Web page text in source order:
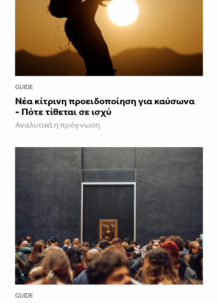
GUIDE
Νέα κίτρινη προειδοποίηση για καύσωνα
- Πότε τίθεται σε ισχύ
Αναλυτικά η πρόγνωση
GUIDE